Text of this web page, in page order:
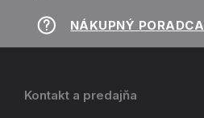
NÁKUPNÝ PORADCA
Kontakt a predajňa